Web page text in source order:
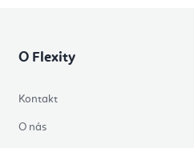
O Flexity
Kontakt
O nás